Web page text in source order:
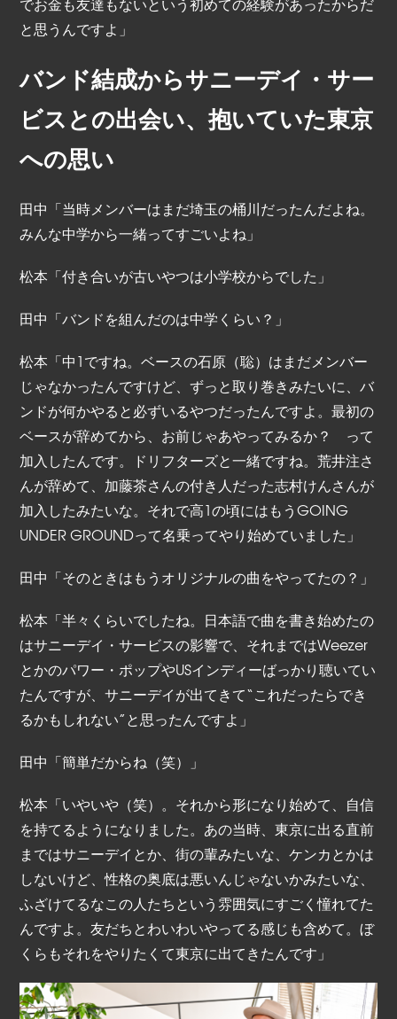
と思うんですよ」
バンド結成からサニーデイ・サー
ビスとの出会い、抱いていた東京
への思い
田中「当時メンバーはまだ埼玉の桶川だったんだよね。
みんな中学から一緒ってすごいよね」
松本「付き合いが古いやつは小学校からでした」
田中「バンドを組んだのは中学くらい？」
松本「中1ですね。ベースの石原（聡）はまだメンバー
じゃなかったんですけど、ずっと取り巻きみたいに、バ
ンドが何かやると必ずいるやつだったんですよ。最初の
ベースが辞めてから、お前じゃあやってみるか？ って
加入したんです。ドリフターズと一緒ですね。荒井注さ
んが辞めて、加藤茶さんの付き人だった志村けんさんが
加入したみたいな。それで高1の頃にはもうGOING
UNDER GROUNDって名乗ってやり始めていました」
田中「そのときはもうオリジナルの曲をやってたの？」
松本「半々くらいでしたね。日本語で曲を書き始めたの
はサニーデイ・サービスの影響で、それまではWeezer
とかのパワー・ポップやUSインディーばっかり聴いてい
たんですが、サニーデイが出てきて“これだったらでき
るかもしれない”と思ったんですよ」
田中「簡単だからね（笑）」
松本「いやいや（笑）。それから形になり始めて、自信
を持てるようになりました。あの当時、東京に出る直前
まではサニーデイとか、街の輩みたいな、ケンカとかは
しないけど、性格の奥底は悪いんじゃないかみたいな、
ふざけてるなこの人たちという雰囲気にすごく憧れてた
んですよ。友だちとわいわいやってる感じも含めて。ぼ
くらもそれをやりたくて東京に出てきたんです」